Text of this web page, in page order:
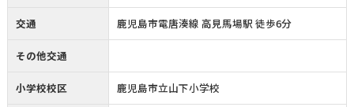
交通 鹿児島市電唐湊線 高見馬場駅 徒歩6分
その他交通
小学校校区 鹿児島市立山下小学校